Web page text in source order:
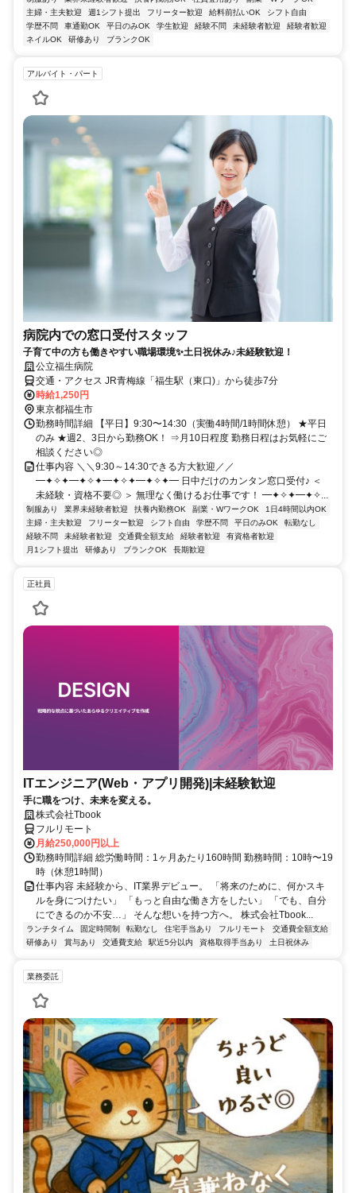
主婦・主夫歓迎
週1シフト提出 フリーター歓迎 給料前払いOK
シフト自由
学歴不問
車通勤OK 平日のみOK 学生歓迎 経験不問 未経験者歓迎
経験者歓迎
ネイルOK
研修あり ブランクOK
アルバイト・パート
病院内での窓口受付スタッフ
子育て中の方も働きやすい職場環境✨土日祝休み♪未経験歓迎！
公立福生病院
交通・アクセス JR青梅線「福生駅（東口)」から徒歩7分
時給1,250円
東京都福生市
勤務時間詳細 【平日】9:30〜14:30（実働4時間/1時間休憩） ★平日
のみ ★週2、3日から勤務OK！ ⇒月10日程度 勤務日程はお気軽にご
相談ください◎
仕事内容 ＼＼9:30～14:30できる方大歓迎／／
━✦✧✦━✦✧✦━✦✧✦━✦✧✦━ 日中だけのカンタン窓口受付♪ ＜
未経験・資格不要◎ ＞ 無理なく働けるお仕事です！ ━✦✧✦━✦✧...
制服あり 業界未経験者歓迎 扶養内勤務OK 副業・WワークOK
1日4時間以内OK
主婦・主夫歓迎
フリーター歓迎 シフト自由 学歴不問 平日のみOK
転勤なし
経験不問
未経験者歓迎 交通費全額支給 経験者歓迎
有資格者歓迎
月1シフト提出
研修あり ブランクOK 長期歓迎
正社員
ITエンジニア(Web・アプリ開発)|未経験歓迎
手に職をつけ、未来を変える。
株式会社Tbook
フルリモート
月給250,000円以上
勤務時間詳細 総労働時間：1ヶ月あたり160時間 勤務時間：10時〜19
時（休憩1時間）
仕事内容 未経験から、IT業界デビュー。 「将来のために、何かスキ
ルを身につけたい」 「もっと自由な働き方をしたい」 「でも、自分
にできるのか不安…」 そんな想いを持つ方へ。 株式会社Tbook...
ランチタイム 固定時間制 転勤なし 住宅手当あり フルリモート
交通費全額支給
研修あり
賞与あり 交通費支給 駅近5分以内 資格取得手当あり 土日祝休み
業務委託